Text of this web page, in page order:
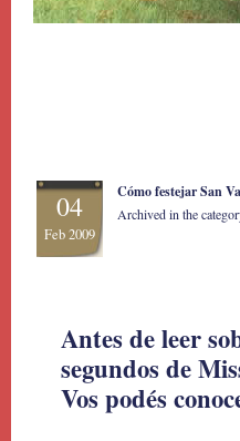
04
Feb 2009
Cómo festejar San
Archived in the
Antes de leer
segundos de
Vos podés